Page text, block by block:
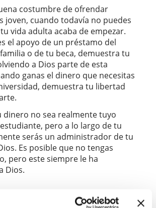
costumbre de ofrendar
joven, cuando todavía no puedes
vida adulta acaba de empezar.
el apoyo de un préstamo del
o de tu beca, demuestra tu
a Dios parte de esta
ganas el dinero que necesitas
demuestra tu libertad
dinero no sea realmente tuyo
pero a lo largo de tu
serás un administrador de tu
Es posible que no tengas
pero este siempre le ha
Dios.
hacer ahora?